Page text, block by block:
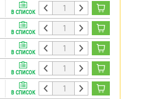
В СПИСОК
В СПИСОК
В СПИСОК
В СПИСОК
В СПИСОК